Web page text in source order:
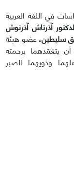
في اللغة العربية
آذرتاش آذرنوش
سليطين، عضو هيئة
أن يتغمّدهما برحمته
وذويهما الصبر